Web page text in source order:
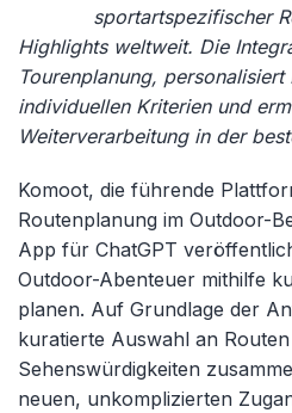
sportartspezifischer
Highlights weltweit. Die
Tourenplanung, personalisiert
individuellen Kriterien und
Weiterverarbeitung in der
Komoot, die führende
Routenplanung im Outdoor-
App für ChatGPT
Outdoor-Abenteuer mithilfe
planen. Auf Grundlage der
kuratierte Auswahl an
Sehenswürdigkeiten
neuen, unkomplizierten